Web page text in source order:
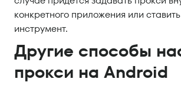
конкретного приложения или
инструмент.
Другие способы
прокси на Android